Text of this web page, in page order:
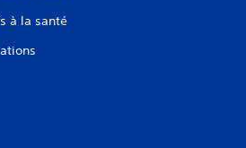
à la santé